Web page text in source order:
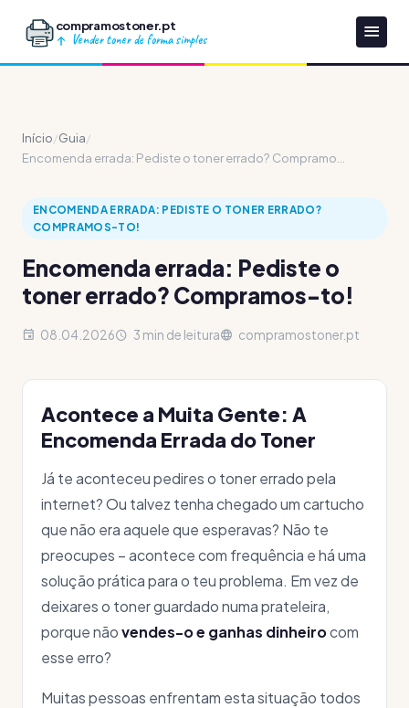
compramostoner.pt
Vender toner de forma simples
Início/Guia/
Encomenda errada: Pediste o toner errado? Compramo...
ENCOMENDA ERRADA: PEDISTE O TONER ERRADO?
COMPRAMOS-TO!
Encomenda errada: Pediste o
toner errado? Compramos-to!
08.04.2026 3 min de leitura compramostoner.pt
Acontece a Muita Gente: A
Encomenda Errada do Toner
Já te aconteceu pedires o toner errado pela
internet? Ou talvez tenha chegado um cartucho
que não era aquele que esperavas? Não te
preocupes – acontece com frequência e há uma
solução prática para o teu problema. Em vez de
deixares o toner guardado numa prateleira,
porque nãovendes-o e ganhas dinheirocom
esse erro?
Muitas pessoas enfrentam esta situação todos